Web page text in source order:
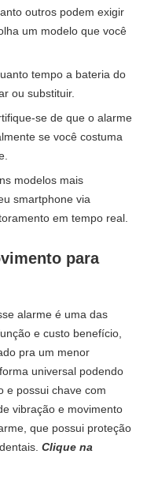
outros podem exigir
um modelo que você
tempo a bateria do
ou substituir.
se de que o alarme
se você costuma
modelos mais
smartphone via
em tempo real.
para
alarme é uma das
e custo benefício,
pra um menor
universal podendo
e possui chave com
vibração e movimento
que possui proteção
Clique na